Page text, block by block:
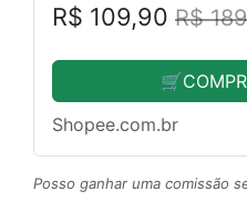
R$ 109,90 R$
Shopee.com.br
Posso ganhar uma comissão